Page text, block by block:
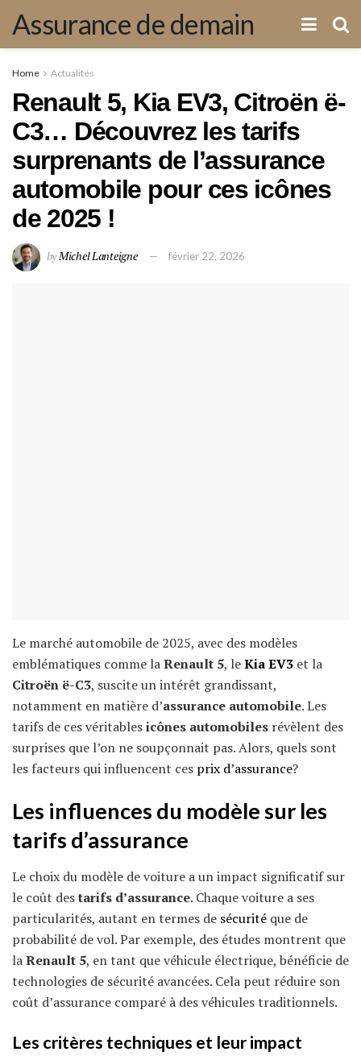
Assurance de demain
Home Actualités
Renault 5, Kia EV3, Citroën ë-
C3… Découvrez les tarifs
surprenants de l’assurance
automobile pour ces icônes
de 2025 !
byMichel Lanteigne février 22, 2026
Le marché automobile de 2025, avec des modèles
emblématiques comme laRenault 5, leKia EV3 et la
Citroën ë-C3, suscite un intérêt grandissant,
notamment en matière d’assurance automobile. Les
tarifs de ces véritablesicônes automobiles révèlent des
surprises que l’on ne soupçonnait pas. Alors, quels sont
les facteurs qui influencent ces prix d’assurance?
Les influences du modèle sur les
tarifs d’assurance
Le choix du modèle de voiture a un impact significatif sur
le coût destarifs d’assurance. Chaque voiture a ses
particularités, autant en termes de sécurité que de
probabilité de vol. Par exemple, des études montrent que
laRenault 5, en tant que véhicule électrique, bénéficie de
technologies de sécurité avancées. Cela peut réduire son
coût d’assurance comparé à des véhicules traditionnels.
Les critères techniques et leur impact